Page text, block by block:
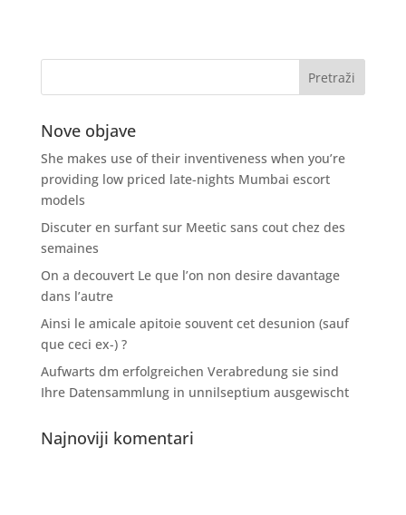
Nove objave
She makes use of their inventiveness when you’re
providing low priced late-nights Mumbai escort
models
Discuter en surfant sur Meetic sans cout chez des
semaines
On a decouvert Le que l’on non desire davantage
dans l’autre
Ainsi le amicale apitoie souvent cet desunion (sauf
que ceci ex-) ?
Aufwarts dm erfolgreichen Verabredung sie sind
Ihre Datensammlung in unnilseptium ausgewischt
Najnoviji komentari